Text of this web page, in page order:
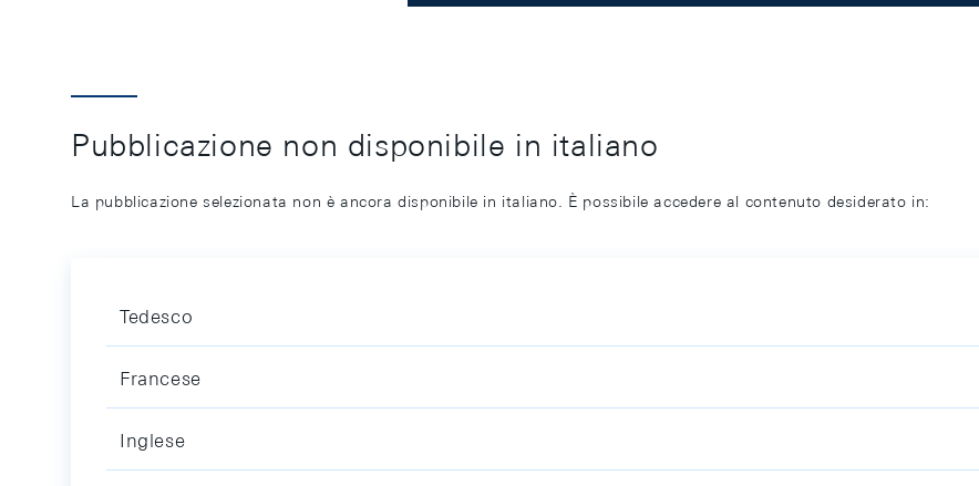
Pubblicazione non disponibile in italiano
La pubblicazione selezionata non è ancora disponibile in italiano. È possibile accedere al contenuto desiderato in:
Tedesco
Francese
Inglese